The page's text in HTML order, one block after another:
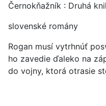
Černokňažník : Druhá
slovenské romány
Rogan musí vytrhnúť
ho zavedie ďaleko na
do vojny, ktorá otrasie